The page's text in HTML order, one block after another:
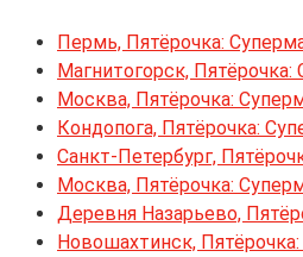
Пермь, Пятёрочка:
Магнитогорск, Пятёрочка:
Москва, Пятёрочка:
Кондопога, Пятёрочка:
Санкт-Петербург,
Москва, Пятёрочка:
Деревня Назарьево,
Новошахтинск,